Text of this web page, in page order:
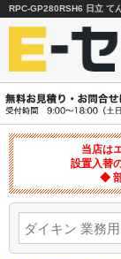
RPC-GP280RSH6 日立 て
当店は
設置入替
◆